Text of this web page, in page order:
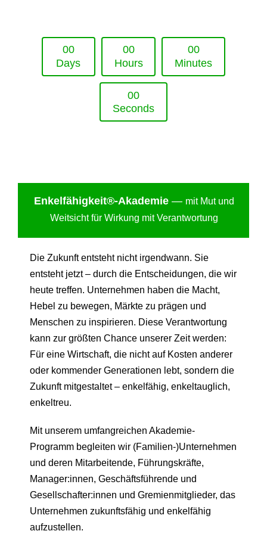
00
Days
00
Hours
00
Minutes
00
Seconds
Enkelfähigkeit®-Akademie — mit Mut und
Weitsicht für Wirkung mit Verantwortung
Die Zukunft entsteht nicht irgendwann. Sie
entsteht jetzt – durch die Entscheidungen, die wir
heute treffen. Unternehmen haben die Macht,
Hebel zu bewegen, Märkte zu prägen und
Menschen zu inspirieren. Diese Verantwortung
kann zur größten Chance unserer Zeit werden:
Für eine Wirtschaft, die nicht auf Kosten anderer
oder kommender Generationen lebt, sondern die
Zukunft mitgestaltet – enkelfähig, enkeltauglich,
enkeltreu.
Mit unserem umfangreichen Akademie-
Programm begleiten wir (Familien-)Unternehmen
und deren Mitarbeitende, Führungskräfte,
Manager:innen, Geschäftsführende und
Gesellschafter:innen und Gremienmitglieder, das
Unternehmen zukunftsfähig und enkelfähig
aufzustellen.